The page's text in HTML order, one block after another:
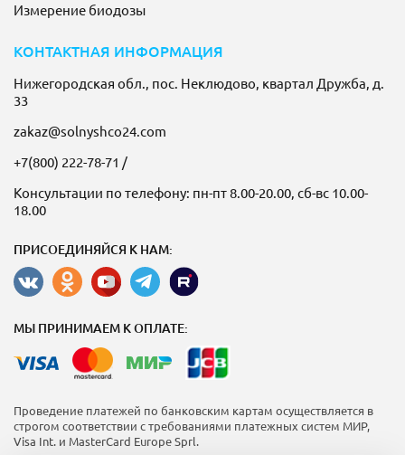
Измерение биодозы
КОНТАКТНАЯ ИНФОРМАЦИЯ
Нижегородская обл., пос. Неклюдово, квартал Дружба, д.
33
zakaz@solnyshco24.com
+7(800) 222-78-71 /
Консультации по телефону: пн-пт 8.00-20.00, сб-вс 10.00-
18.00
ПРИСОЕДИНЯЙСЯ К НАМ:
МЫ ПРИНИМАЕМ К ОПЛАТЕ:
Проведение платежей по банковским картам осуществляется в
строгом соответствии с требованиями платежных систем МИР,
Visa Int. и MasterCard Europe Sprl.